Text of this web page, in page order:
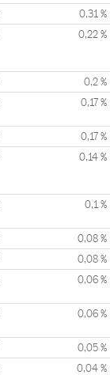
0,31 %
0,22 %
0,2 %
0,17 %
0,17 %
0,14 %
0,1 %
0,08 %
0,08 %
0,06 %
0,06 %
0,05 %
0,04 %